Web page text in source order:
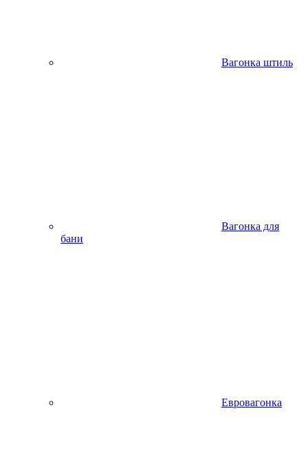
Вагонка штиль
Вагонка для
бани
Евровагонка